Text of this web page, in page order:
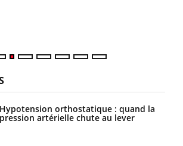
Hypotension orthostatique : quand la
pression artérielle chute au lever